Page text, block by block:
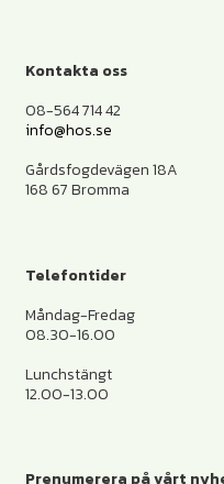
Kontakta oss
08-564 714 42
info@hos.se
Gårdsfogdevägen 18A
168 67 Bromma
Telefontider
Måndag-Fredag
08.30-16.00
Lunchstängt
12.00-13.00
Prenumerera på vårt